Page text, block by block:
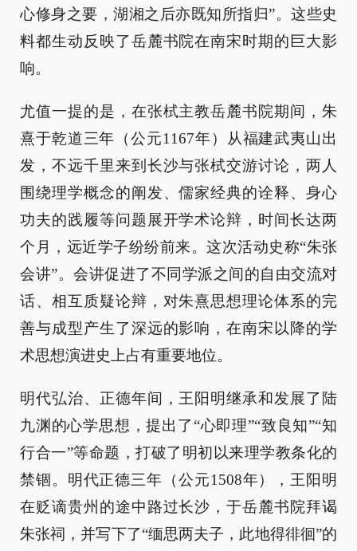
心修身之要，湖湘之后亦既知所指归”。这些史
料都生动反映了岳麓书院在南宋时期的巨大影
响。
尤值一提的是，在张栻主教岳麓书院期间，朱
熹于乾道三年（公元1167年）从福建武夷山出
发，不远千里来到长沙与张栻交游讨论，两人
围绕理学概念的阐发、儒家经典的诠释、身心
功夫的践履等问题展开学术论辩，时间长达两
个月，远近学子纷纷前来。这次活动史称“朱张
会讲”。会讲促进了不同学派之间的自由交流对
话、相互质疑论辩，对朱熹思想理论体系的完
善与成型产生了深远的影响，在南宋以降的学
术思想演进史上占有重要地位。
明代弘治、正德年间，王阳明继承和发展了陆
九渊的心学思想，提出了“心即理”“致良知”“知
行合一”等命题，打破了明初以来理学教条化的
禁锢。明代正德三年（公元1508年），王阳明
在贬谪贵州的途中路过长沙，于岳麓书院拜谒
朱张祠，并写下了“缅思两夫子，此地得徘徊”的